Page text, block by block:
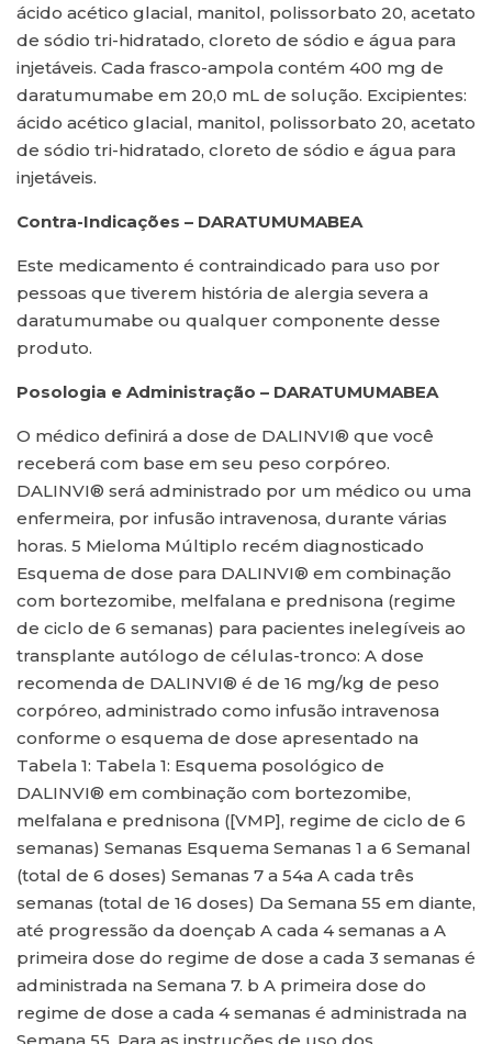
ácido acético glacial, manitol, polissorbato 20, acetato
de sódio tri-hidratado, cloreto de sódio e água para
injetáveis. Cada frasco-ampola contém 400 mg de
daratumumabe em 20,0 mL de solução. Excipientes:
ácido acético glacial, manitol, polissorbato 20, acetato
de sódio tri-hidratado, cloreto de sódio e água para
injetáveis.
Contra-Indicações – DARATUMUMABEA
Este medicamento é contraindicado para uso por
pessoas que tiverem história de alergia severa a
daratumumabe ou qualquer componente desse
produto.
Posologia e Administração – DARATUMUMABEA
O médico definirá a dose de DALINVI® que você
receberá com base em seu peso corpóreo.
DALINVI® será administrado por um médico ou uma
enfermeira, por infusão intravenosa, durante várias
horas. 5 Mieloma Múltiplo recém diagnosticado
Esquema de dose para DALINVI® em combinação
com bortezomibe, melfalana e prednisona (regime
de ciclo de 6 semanas) para pacientes inelegíveis ao
transplante autólogo de células-tronco: A dose
recomenda de DALINVI® é de 16 mg/kg de peso
corpóreo, administrado como infusão intravenosa
conforme o esquema de dose apresentado na
Tabela 1: Tabela 1: Esquema posológico de
DALINVI® em combinação com bortezomibe,
melfalana e prednisona ([VMP], regime de ciclo de 6
semanas) Semanas Esquema Semanas 1 a 6 Semanal
(total de 6 doses) Semanas 7 a 54a A cada três
semanas (total de 16 doses) Da Semana 55 em diante,
até progressão da doençab A cada 4 semanas a A
primeira dose do regime de dose a cada 3 semanas é
administrada na Semana 7. b A primeira dose do
regime de dose a cada 4 semanas é administrada na